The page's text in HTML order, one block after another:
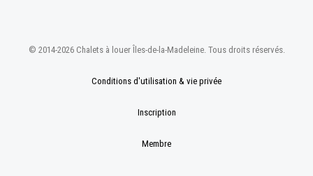
© 2014-2026 Chalets à louer Îles-de-la-Madeleine. Tous droits réservés.
Conditions d'utilisation & vie privée
Inscription
Membre